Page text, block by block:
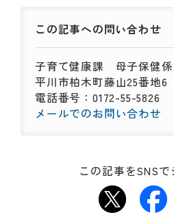
この記事への問い合わせ
子育て健康課 母子保健係
平川市柏木町藤山25番地6
電話番号：0172-55-5826
メールでのお問い合わせ
この記事をSNS